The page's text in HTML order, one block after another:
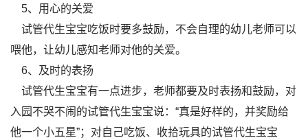
5、用心的关爱
试管代生宝宝吃饭时要多鼓励，不会自理的幼儿老师可以
喂他，让幼儿感知老师对他的关爱。
6、及时的表扬
试管代生宝宝有一点进步，老师都要及时表扬和鼓励，对
入园不哭不闹的试管代生宝宝说：“真是好样的，并奖励给
他一个小五星”；对自己吃饭、收拾玩具的试管代生宝宝